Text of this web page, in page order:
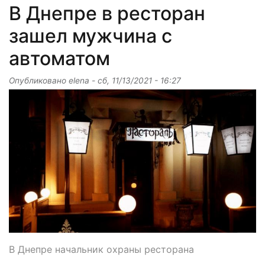
В Днепре в ресторан
зашел мужчина с
автоматом
Опубликовано elena - сб, 11/13/2021 - 16:27
В Днепре начальник охраны ресторана